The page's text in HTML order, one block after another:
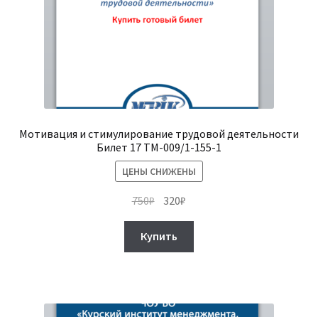
Мотивация и стимулирование трудовой деятельности
Билет 17 ТМ-009/1-155-1
ЦЕНЫ СНИЖЕНЫ
750₽ Первоначальная
составляла
750₽.
320₽
Купить